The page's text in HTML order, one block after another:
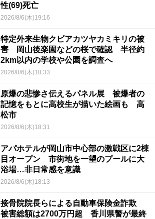
性(69)死亡
2026/8/6(木)19:16
特定外来生物クビアカツヤカミキリの被
害 岡山後楽園などの桜で確認 半径約
2km以内の学校や公園を調査へ
2026/8/6(木)18:33
原爆の悲惨さ伝えるパネル展 被爆者の
記憶をもとに高校生が描いた絵画も 高
松市
2026/8/6(木)18:31
アパホテルが岡山市中心部の激戦区に2棟
目オープン 市街地を一望のプールに大
浴場…非日常感を意識
2026/8/6(木)18:13
接骨院院長らによる自動車保険金詐欺
被害総額は2700万円超 香川県警が最終